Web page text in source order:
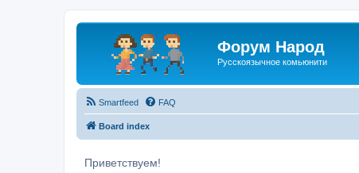
Форум Народ
Русскоязычное комьюнити
Smartfeed FAQ
Board index
Приветствуем!